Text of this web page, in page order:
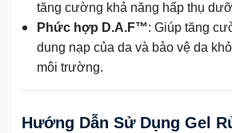
tăng cường khả năng hấp thụ
Phức hợp D.A.F™: Giúp tăng
dung nạp của da và bảo vệ da
môi trường.
Hướng Dẫn Sử Dụng Gel